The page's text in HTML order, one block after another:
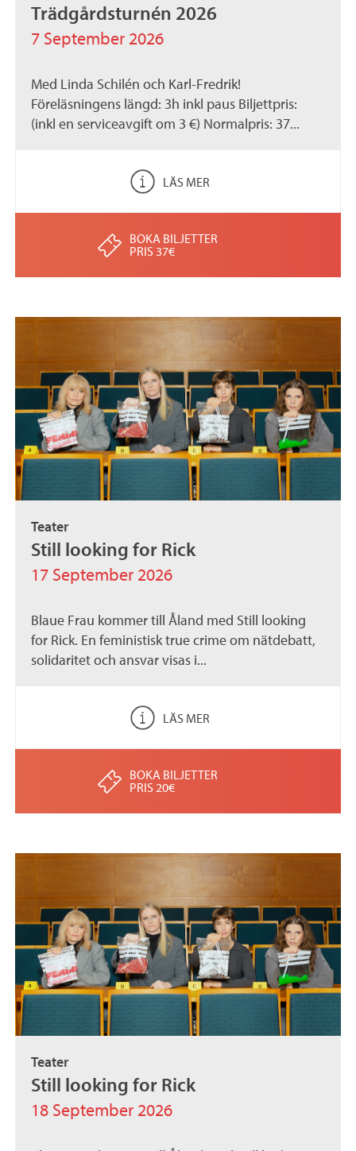
Trädgårdsturnén 2026
7 September 2026
Med Linda Schilén och Karl-Fredrik!
Föreläsningens längd: 3h inkl paus Biljettpris:
(inkl en serviceavgift om 3 €) Normalpris: 37...
LÄS MER
BOKA BILJETTER
PRIS 37€
Teater
Still looking for Rick
17 September 2026
Blaue Frau kommer till Åland med Still looking
for Rick. En feministisk true crime om nätdebatt,
solidaritet och ansvar visas i...
LÄS MER
BOKA BILJETTER
PRIS 20€
Teater
Still looking for Rick
18 September 2026